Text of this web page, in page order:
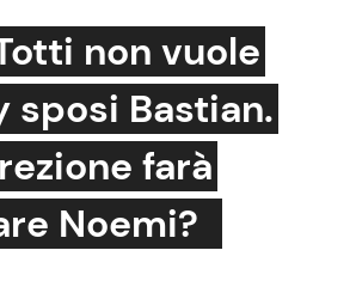
Gossip e TV
Bellezze VIP
Coppie VIP
non vuole
sposi Bastian.
farà
Noemi?